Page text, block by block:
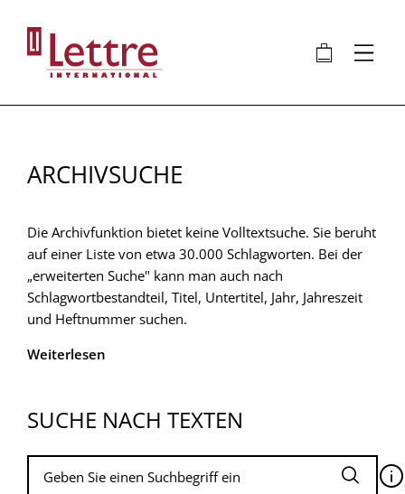
Inhalt
🛍 ⋮
ARCHIVSUCHE
Die Archivfunktion bietet keine Volltextsuche. Sie beruht
auf einer Liste von etwa 30.000 Schlagworten. Bei der
„erweiterten Suche" kann man auch nach
Schlagwortbestandteil, Titel, Untertitel, Jahr, Jahreszeit
und Heftnummer suchen.
Weiterlesen
SUCHE NACH TEXTEN
🛈